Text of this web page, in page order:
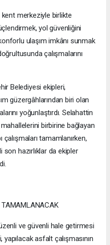
kent merkeziyle birlikte
yol güvenliğini
ulaşım imkânı sunmak
çalışmalarını
Belediyesi ekipleri,
güzergâhlarından biri olan
yoğunlaştırdı. Selahattin
birbirine bağlayan
tamamlanırken,
hazırlıklar da ekipler
TAMAMLANACAK
ve güvenli hale getirmesi
asfalt çalışmasının